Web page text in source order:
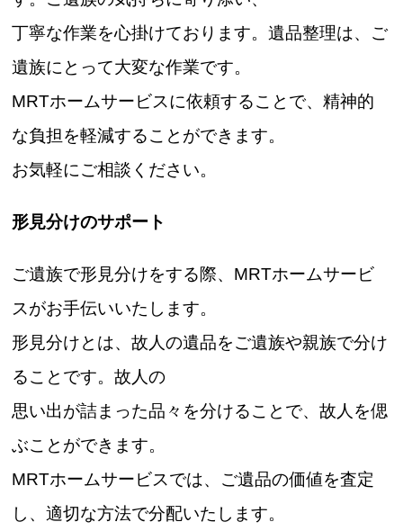
丁寧な作業を心掛けております。遺品整理は、ご
遺族にとって大変な作業です。
MRTホームサービスに依頼することで、精神的
な負担を軽減することができます。
お気軽にご相談ください。
形見分けのサポート
ご遺族で形見分けをする際、MRTホームサービ
スがお手伝いいたします。
形見分けとは、故人の遺品をご遺族や親族で分け
ることです。故人の
思い出が詰まった品々を分けることで、故人を偲
ぶことができます。
MRTホームサービスでは、ご遺品の価値を査定
し、適切な方法で分配いたします。